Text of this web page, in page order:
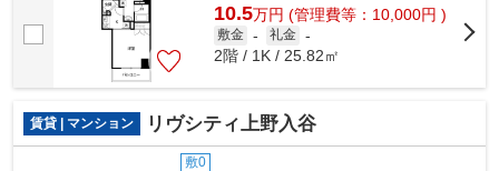
10.5万円 (管理費等：10,000円 )
敷金 - 礼金 -
2階 / 1K / 25.82㎡
賃貸 | マンション リヴシティ上野入谷
敷0